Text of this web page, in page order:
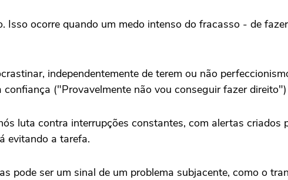
Isso ocorre quando um medo intenso do fracasso - de
independentemente de terem ou não
("Provavelmente não vou conseguir fazer
luta contra interrupções constantes, com alertas
evitando a tarefa.
pode ser um sinal de um problema subjacente, como o